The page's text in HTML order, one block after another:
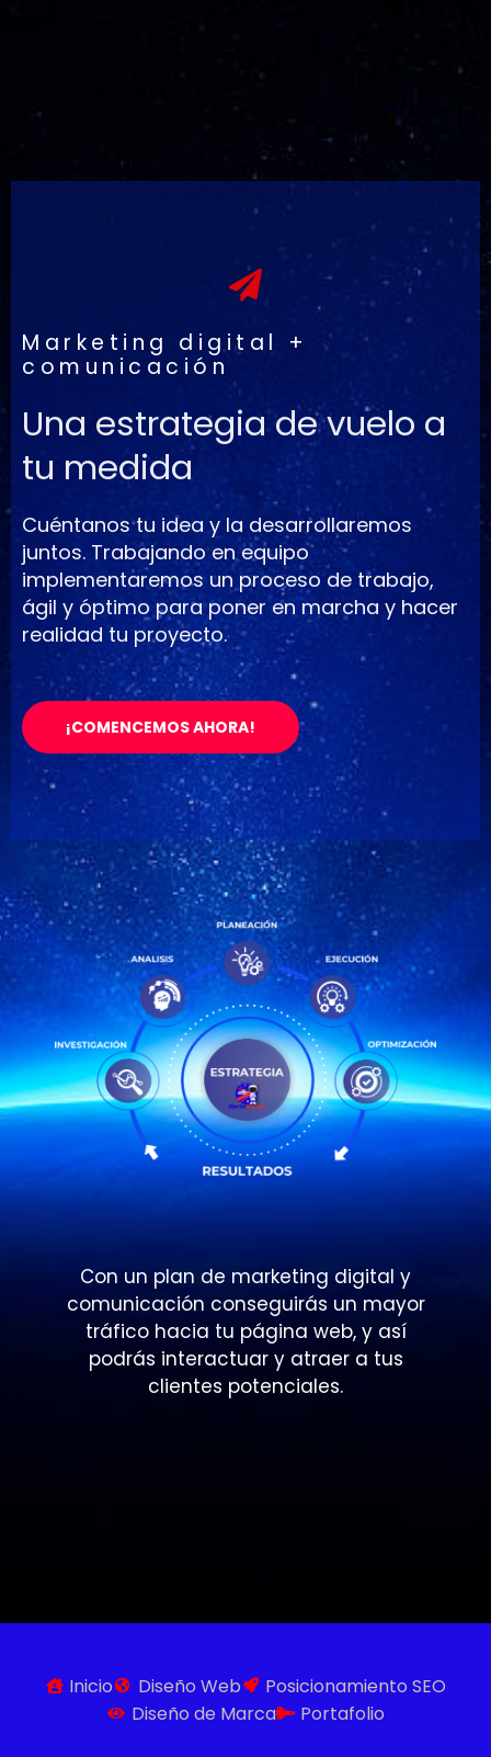
Marketing digital +
comunicación
Una estrategia de vuelo a
tu medida
Cuéntanos tu idea y la desarrollaremos
juntos. Trabajando en equipo
implementaremos un proceso de trabajo,
ágil y óptimo para poner en marcha y hacer
realidad tu proyecto.
¡COMENCEMOS AHORA!
Con un plan de marketing digital y
comunicación conseguirás un mayor
tráfico hacia tu página web, y así
podrás interactuar y atraer a tus
clientes potenciales.
Inicio Diseño Web
Posicionamiento SEO
Diseño de Marca
Portafolio